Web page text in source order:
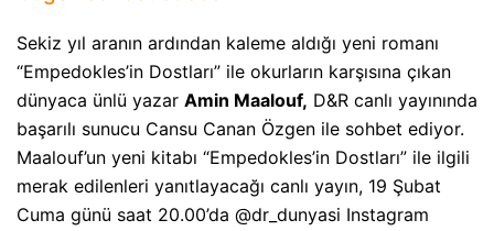
Sekiz yıl aranın ardından kaleme aldığı yeni romanı
“Empedokles’in Dostları” ile okurların karşısına çıkan
dünyaca ünlü yazar Amin Maalouf, D&R canlı yayınında
başarılı sunucu Cansu Canan Özgen ile sohbet ediyor.
Maalouf’un yeni kitabı “Empedokles’in Dostları” ile ilgili
merak edilenleri yanıtlayacağı canlı yayın, 19 Şubat
Cuma günü saat 20.00’da @dr_dunyasi Instagram